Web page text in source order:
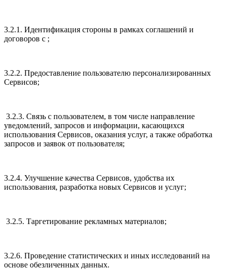
3.2.1. Идентификация стороны в рамках соглашений и
договоров с ;
3.2.2. Предоставление пользователю персонализированных
Сервисов;
3.2.3. Связь с пользователем, в том числе направление
уведомлений, запросов и информации, касающихся
использования Сервисов, оказания услуг, а также обработка
запросов и заявок от пользователя;
3.2.4. Улучшение качества Сервисов, удобства их
использования, разработка новых Сервисов и услуг;
3.2.5. Таргетирование рекламных материалов;
3.2.6. Проведение статистических и иных исследований на
основе обезличенных данных.